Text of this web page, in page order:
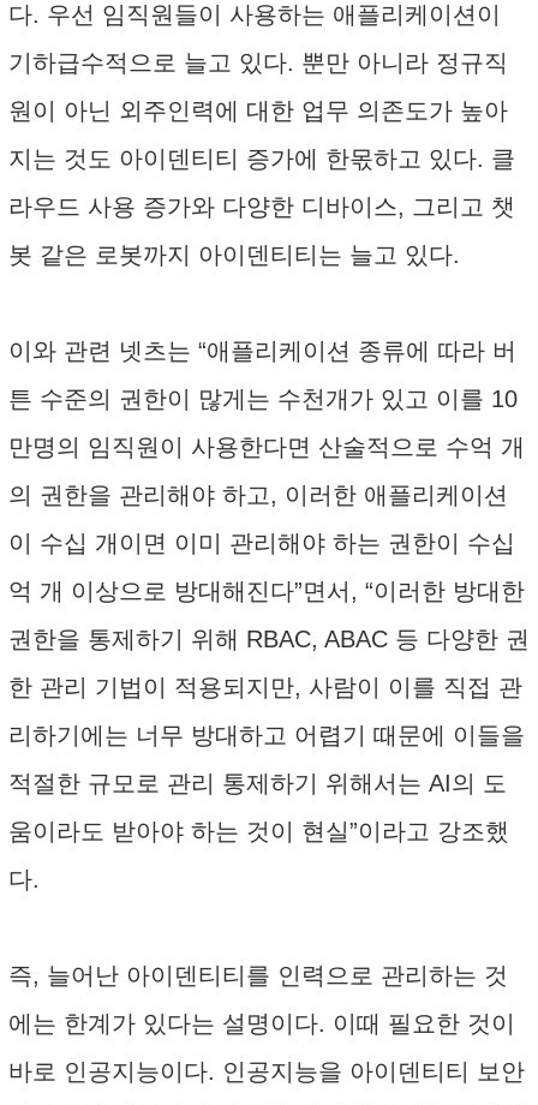
다. 우선 임직원들이 사용하는 애플리케이션이
기하급수적으로 늘고 있다. 뿐만 아니라 정규직
원이 아닌 외주인력에 대한 업무 의존도가 높아
지는 것도 아이덴티티 증가에 한몫하고 있다. 클
라우드 사용 증가와 다양한 디바이스, 그리고 챗
봇 같은 로봇까지 아이덴티티는 늘고 있다.
이와 관련 넷츠는 “애플리케이션 종류에 따라 버
튼 수준의 권한이 많게는 수천개가 있고 이를 10
만명의 임직원이 사용한다면 산술적으로 수억 개
의 권한을 관리해야 하고, 이러한 애플리케이션
이 수십 개이면 이미 관리해야 하는 권한이 수십
억 개 이상으로 방대해진다”면서, “이러한 방대한
권한을 통제하기 위해 RBAC, ABAC 등 다양한 권
한 관리 기법이 적용되지만, 사람이 이를 직접 관
리하기에는 너무 방대하고 어렵기 때문에 이들을
적절한 규모로 관리 통제하기 위해서는 AI의 도
움이라도 받아야 하는 것이 현실”이라고 강조했
다.
즉, 늘어난 아이덴티티를 인력으로 관리하는 것
에는 한계가 있다는 설명이다. 이때 필요한 것이
바로 인공지능이다. 인공지능을 아이덴티티 보안